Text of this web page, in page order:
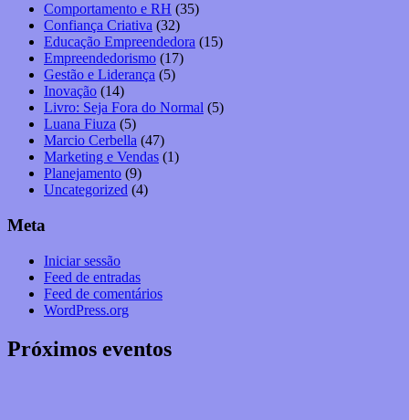
Comportamento e RH (35)
Confiança Criativa (32)
Educação Empreendedora (15)
Empreendedorismo (17)
Gestão e Liderança (5)
Inovação (14)
Livro: Seja Fora do Normal (5)
Luana Fiuza (5)
Marcio Cerbella (47)
Marketing e Vendas (1)
Planejamento (9)
Uncategorized (4)
Meta
Iniciar sessão
Feed de entradas
Feed de comentários
WordPress.org
Próximos eventos